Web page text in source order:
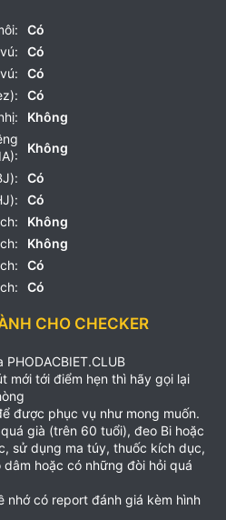
Có
Có
Có
Có
Không
Không
Có
Có
Không
Không
Có
Có
CHO CHECKER
mới tới điểm hẹn thì hãy gọi lại
được phục vụ như mong muốn.
già (trên 60 tuổi), đeo Bi hoặc
sử dụng ma túy, thuốc kích dục,
hoặc có những đòi hỏi quá
nhớ có report đánh giá kèm hình